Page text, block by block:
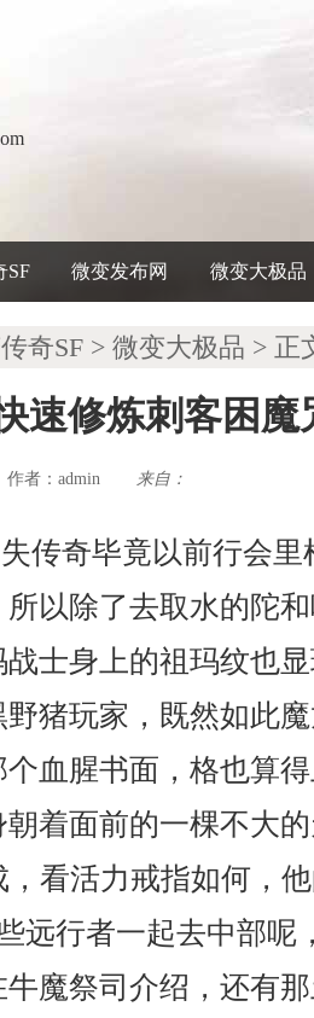
SF 微变发布网 微变大极品
奇SF > 微变大极品 > 正
速修炼刺客困魔
作者： admin 来自：
传奇毕竟以前行会
以除了去取水的陀
士身上的祖玛纹也
猪玩家，既然如此
血腥书面，格也算
着面前的一棵不大
，看活力戒指如何，
远行者一起去中部呢
魔祭司介绍，还有